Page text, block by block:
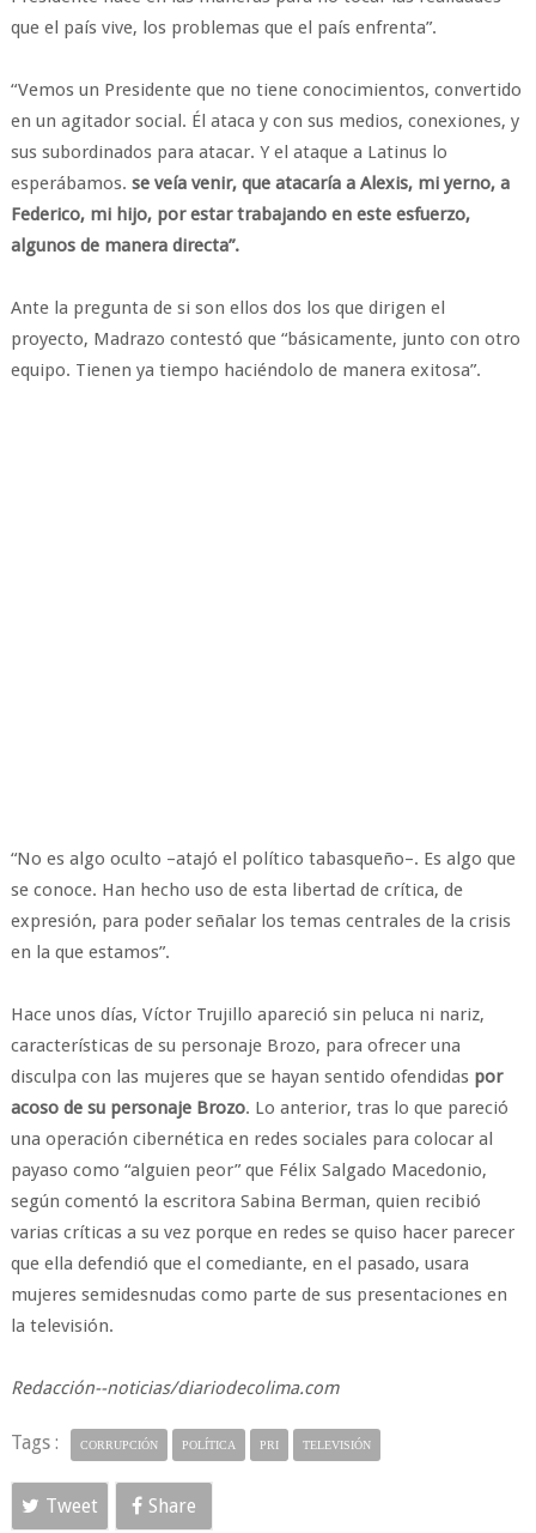
que el país vive, los problemas que el país enfrenta”.
“Vemos un Presidente que no tiene conocimientos, convertido
en un agitador social. Él ataca y con sus medios, conexiones, y
sus subordinados para atacar. Y el ataque a Latinus lo
esperábamos. se veía venir, que atacaría a Alexis, mi yerno, a
Federico, mi hijo, por estar trabajando en este esfuerzo,
algunos de manera directa”.
Ante la pregunta de si son ellos dos los que dirigen el
proyecto, Madrazo contestó que “básicamente, junto con otro
equipo. Tienen ya tiempo haciéndolo de manera exitosa”.
“No es algo oculto –atajó el político tabasqueño–. Es algo que
se conoce. Han hecho uso de esta libertad de crítica, de
expresión, para poder señalar los temas centrales de la crisis
en la que estamos”.
Hace unos días, Víctor Trujillo apareció sin peluca ni nariz,
características de su personaje Brozo, para ofrecer una
disculpa con las mujeres que se hayan sentido ofendidas por
acoso de su personaje Brozo. Lo anterior, tras lo que pareció
una operación cibernética en redes sociales para colocar al
payaso como “alguien peor” que Félix Salgado Macedonio,
según comentó la escritora Sabina Berman, quien recibió
varias críticas a su vez porque en redes se quiso hacer parecer
que ella defendió que el comediante, en el pasado, usara
mujeres semidesnudas como parte de sus presentaciones en
la televisión.
Redacción--noticias/diariodecolima.com
Tags : CORRUPCIÓN POLÍTICA PRI TELEVISIÓN
Tweet Share